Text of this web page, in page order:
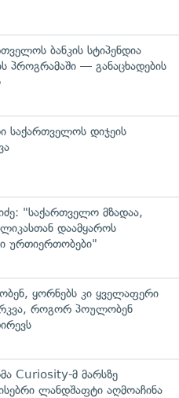
ბანკის სტიპენდია
პროგრამაში — განაცხადების
საქართველოს დიჯეის
"საქართველო მზადაა,
დაამყაროს
ურთიერთობები"
ყორნებს კი ყველაფერი
როგორ პოულობენ
Curiosity-მ მარსზე
ლანდშაფტი აღმოაჩინა